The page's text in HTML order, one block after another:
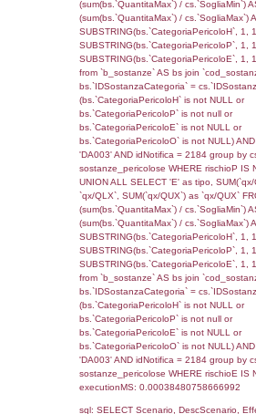
sql: SELECT
_limitrofi.DescAltro
JOIN